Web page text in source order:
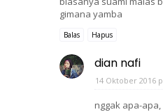
gimana yamba
Balas Hapus
dian nafi
14 Oktober 2016
nggak apa-